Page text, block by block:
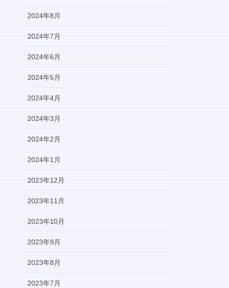
2024年8月
2024年7月
2024年6月
2024年5月
2024年4月
2024年3月
2024年2月
2024年1月
2023年12月
2023年11月
2023年10月
2023年9月
2023年8月
2023年7月